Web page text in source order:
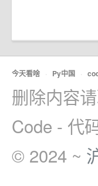
今天看啥 · Py中国 ·
删除内容
Code - 代
© 2024 ~